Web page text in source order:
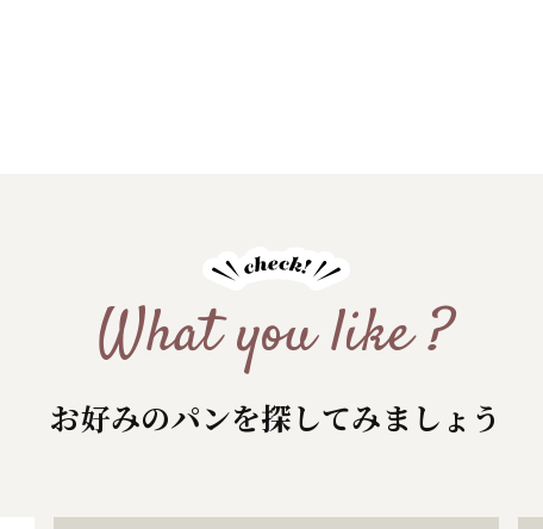
What you like ?
お好みのパンを探してみましょう